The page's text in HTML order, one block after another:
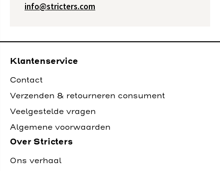
info@stricters.com
Klantenservice
Contact
Verzenden & retourneren consument
Veelgestelde vragen
Algemene voorwaarden
Over Stricters
Ons verhaal